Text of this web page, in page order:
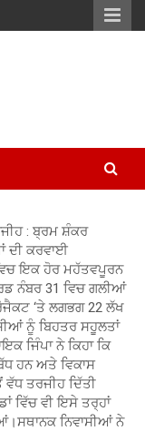
: ਬ੍ਰਮ ਸ਼ੰਕਰ
ਦੀ ਕਰਵਾਈ
ਇਕ ਹੋਰ ਮਹੱਤਵਪੂਰਨ
ਨੰਬਰ 31 ਵਿਚ ਗਲੀਆਂ
‘ਤੇ ਲਗਭਗ 22 ਲੱਖ
ਨੂੰ ਬਿਹਤਰ ਸਹੂਲਤਾਂ
ਜਿੰਪਾ ਨੇ ਕਿਹਾ ਕਿ
ਹਨ ਅਤੇ ਵਿਕਾਸ
ਤਰਜੀਹ ਦਿੱਤੀ
ਵਿੱਚ ਵੀ ਇਸੇ ਤਰ੍ਹਾਂ
ਨਿਵਾਸੀਆਂ ਨੇ